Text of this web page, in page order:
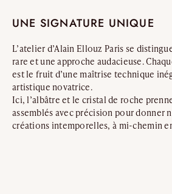
UNE SIGNATURE UNIQUE
L’atelier d’Alain Ellouz Paris se
rare et une approche audacieuse.
est le fruit d’une maîtrise technique
artistique novatrice.
Ici, l’albâtre et le cristal de roche
assemblés avec précision pour donner
créations intemporelles, à mi-chemin